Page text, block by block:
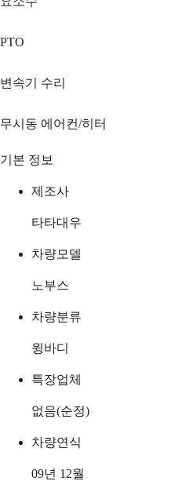
PTO
변속기 수리
무시동 에어컨/히터
기본 정보
제조사
타타대우
차량모델
노부스
차량분류
윙바디
특장업체
없음(순정)
차량연식
09년 12월